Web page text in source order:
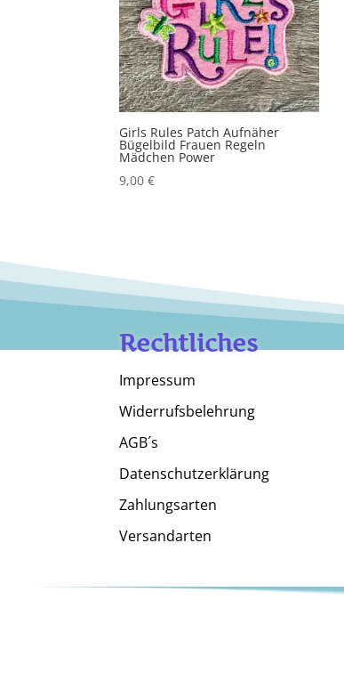
Girls Rules Patch Aufnäher
Bügelbild Frauen Regeln
Mädchen Power
9,00€
Rechtliches
Impressum
Widerrufsbelehrung
AGB´s
Datenschutzerklärung
Zahlungsarten
Versandarten